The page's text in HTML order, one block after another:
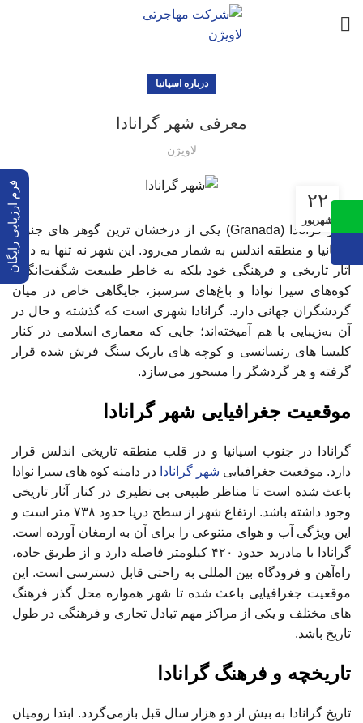
درباره اسپانیا
معرفی شهر گرانادا
لاویژن
۲۲
شهریور
شهر گرانادا (Granada) یکی از درخشان ‌ترین گوهر های جنوب
اسپانیا و منطقه اندلس به شمار می‌رود. این شهر نه تنها به دلیل
آثار تاریخی و فرهنگی خود بلکه به خاطر طبیعت شگفت‌انگیز،
کوه‌های سیرا نوادا و باغ‌های سرسبز، جایگاهی خاص در میان
گردشگران جهانی دارد. گرانادا شهری است که گذشته و حال در
آن به‌زیبایی با هم آمیخته‌اند؛ جایی که معماری اسلامی در کنار
کلیسا های رنسانسی و کوچه ‌های باریک سنگ ‌فرش شده قرار
گرفته و هر گردشگر را مسحور می‌سازد.
موقعیت جغرافیایی شهر گرانادا
گرانادا در جنوب اسپانیا و در قلب منطقه تاریخی اندلس قرار
دارد. موقعیت جغرافیایی شهر گرانادا در دامنه کوه‌ های سیرا نوادا
باعث شده است تا مناظر طبیعی بی ‌نظیری در کنار آثار تاریخی
وجود داشته باشد. ارتفاع شهر از سطح دریا حدود ۷۳۸ متر است و
این ویژگی آب‌ و هوای متنوعی را برای آن به ارمغان آورده است.
گرانادا با مادرید حدود ۴۲۰ کیلومتر فاصله دارد و از طریق جاده،
راه‌آهن و فرودگاه بین ‌المللی به راحتی قابل دسترسی است. این
موقعیت جغرافیایی باعث شده تا شهر همواره محل گذر فرهنگ
‌های مختلف و یکی از مراکز مهم تبادل تجاری و فرهنگی در طول
تاریخ باشد.
تاریخچه و فرهنگ گرانادا
تاریخ گرانادا به بیش از دو هزار سال قبل بازمی‌گردد. ابتدا رومیان
فرم ارزیابی رایگان